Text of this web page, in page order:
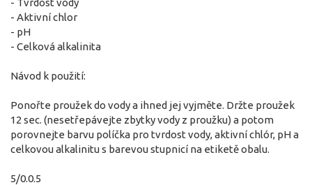
- Aktivní chlor
- pH
- Celková alkalinita
Návod k použití:
Ponořte proužek do vody a ihned jej vyjměte. Držte proužek
12 sec. (nesetřepávejte zbytky vody z proužku) a potom
porovnejte barvu políčka pro tvrdost vody, aktivní chlór, pH a
celkovou alkalinitu s barevou stupnicí na etiketě obalu.
5/0.0.5